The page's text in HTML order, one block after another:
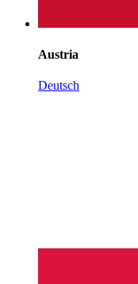
Austria
Deutsch